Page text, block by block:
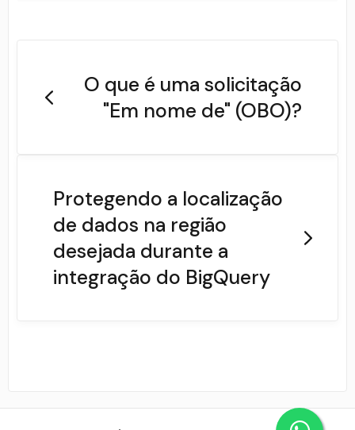
O que é uma solicitação
"Em nome de" (OBO)?
Protegendo a localização
de dados na região
desejada durante a
integração do BigQuery